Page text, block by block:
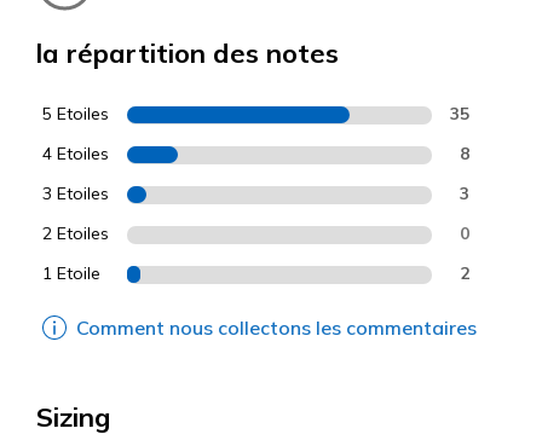
la répartition des notes
5 Etoiles 35
4 Etoiles 8
3 Etoiles 3
2 Etoiles 0
1 Etoile 2
Comment nous collectons les commentaires
Sizing